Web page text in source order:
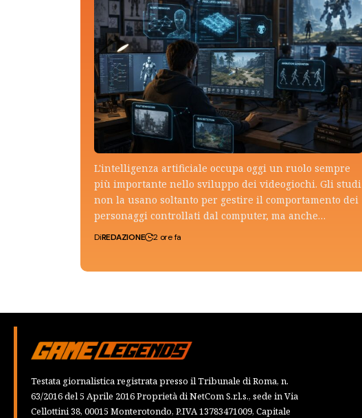
L'intelligenza artificiale occupa oggi un ruolo sempre
più importante nello sviluppo dei videogiochi. Gli studi
non la usano soltanto per gestire il comportamento dei
personaggi controllati dal computer, ma anche…
DiREDAZIONE 2 ore fa
Testata giornalistica registrata presso il Tribunale di Roma, n.
63/2016 del 5 Aprile 2016 Proprietà di NetCom S.r.l.s., sede in Via
Cellottini 38, 00015 Monterotondo, P.IVA 13783471009, Capitale